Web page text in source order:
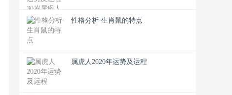
性格分析-生肖鼠的特点
属虎人2020年运势及运程